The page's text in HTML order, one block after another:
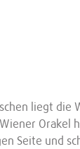
liegt die
Orakel
Seite und